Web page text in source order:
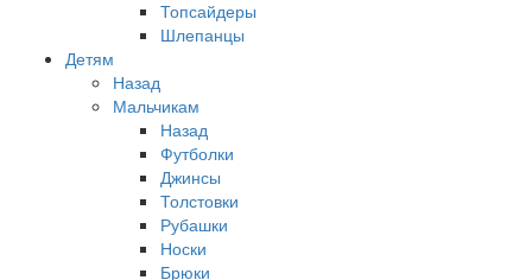
Топсайдеры
Шлепанцы
Детям
Назад
Мальчикам
Назад
Футболки
Джинсы
Толстовки
Рубашки
Носки
Брюки